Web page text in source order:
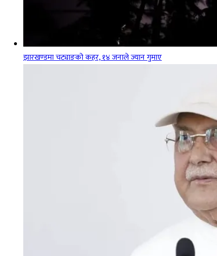
झारखण्डमा चट्याङको कहर, १४ जनाले ज्यान गुमाए